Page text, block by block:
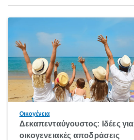
Οικογένεια
Δεκαπενταύγουστος: Ιδέες για
οικογενειακές αποδράσεις